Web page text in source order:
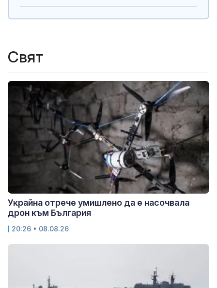
Свят
Украйна отрече умишлено да е насочвала
дрон към България
20:26 • 08.08.26